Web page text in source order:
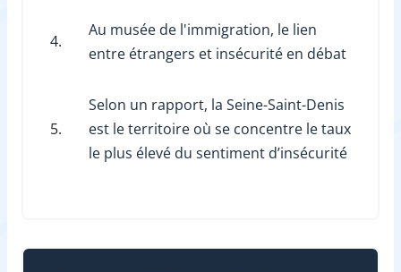
4.
Au musée de l'immigration, le lien
entre étrangers et insécurité en débat
5.
Selon un rapport, la Seine-Saint-Denis
est le territoire où se concentre le taux
le plus élevé du sentiment d’insécurité